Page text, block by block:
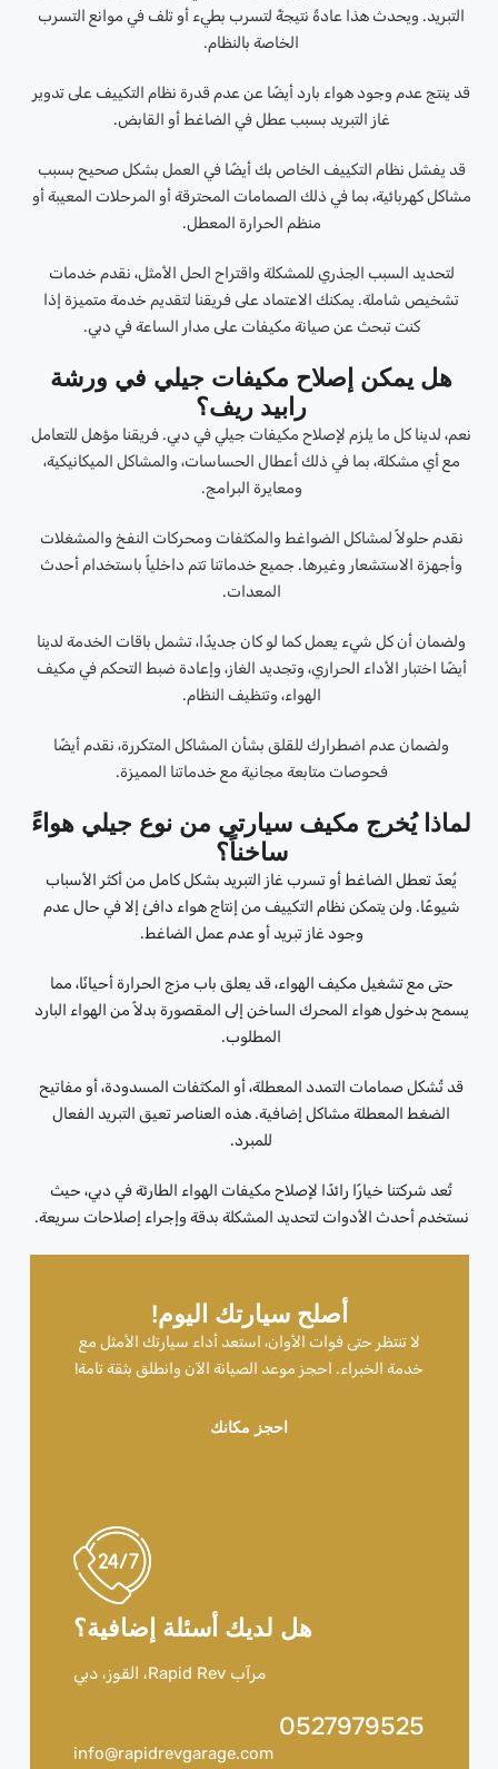
أصلح سيارتك اليوم!
لا تنتظر حتى فوات الأوان، استعد أداء سيارتك الأمثل مع
خدمة الخبراء. احجز موعد الصيانة الآن وانطلق بثقة تامة!
احجز مكانك
هل لديك أسئلة إضافية؟
مرآب Rapid Rev، القوز، دبي
0527979525
info@rapidrevgarage.com
التبريد. ويحدث هذا عادةً نتيجةً لتسرب بطيء أو تلف في موانع التسرب
الخاصة بالنظام.
قد ينتج عدم وجود هواء بارد أيضًا عن عدم قدرة نظام التكييف على تدوير
غاز التبريد بسبب عطل في الضاغط أو القابض.
قد يفشل نظام التكييف الخاص بك أيضًا في العمل بشكل صحيح بسبب
مشاكل كهربائية، بما في ذلك الصمامات المحترقة أو المرحلات المعيبة أو
منظم الحرارة المعطل.
لتحديد السبب الجذري للمشكلة واقتراح الحل الأمثل، نقدم خدمات
تشخيص شاملة. يمكنك الاعتماد على فريقنا لتقديم خدمة متميزة إذا
كنت تبحث عن صيانة مكيفات على مدار الساعة في دبي.
هل يمكن إصلاح مكيفات جيلي في ورشة
رابيد ريف؟
نعم، لدينا كل ما يلزم لإصلاح مكيفات جيلي في دبي. فريقنا مؤهل للتعامل
مع أي مشكلة، بما في ذلك أعطال الحساسات، والمشاكل الميكانيكية،
ومعايرة البرامج.
نقدم حلولاً لمشاكل الضواغط والمكثفات ومحركات النفخ والمشغلات
وأجهزة الاستشعار وغيرها. جميع خدماتنا تتم داخلياً باستخدام أحدث
المعدات.
ولضمان أن كل شيء يعمل كما لو كان جديدًا، تشمل باقات الخدمة لدينا
أيضًا اختبار الأداء الحراري، وتجديد الغاز، وإعادة ضبط التحكم في مكيف
الهواء، وتنظيف النظام.
ولضمان عدم اضطرارك للقلق بشأن المشاكل المتكررة، نقدم أيضًا
فحوصات متابعة مجانية مع خدماتنا المميزة.
لماذا يُخرج مكيف سيارتي من نوع جيلي هواءً
ساخناً؟
يُعدّ تعطل الضاغط أو تسرب غاز التبريد بشكل كامل من أكثر الأسباب
شيوعًا. ولن يتمكن نظام التكييف من إنتاج هواء دافئ إلا في حال عدم
وجود غاز تبريد أو عدم عمل الضاغط.
حتى مع تشغيل مكيف الهواء، قد يعلق باب مزج الحرارة أحيانًا، مما
يسمح بدخول هواء المحرك الساخن إلى المقصورة بدلاً من الهواء البارد
المطلوب.
قد تُشكل صمامات التمدد المعطلة، أو المكثفات المسدودة، أو مفاتيح
الضغط المعطلة مشاكل إضافية. هذه العناصر تعيق التبريد الفعال
للمبرد.
تُعد شركتنا خيارًا رائدًا لإصلاح مكيفات الهواء الطارئة في دبي، حيث
نستخدم أحدث الأدوات لتحديد المشكلة بدقة وإجراء إصلاحات سريعة.